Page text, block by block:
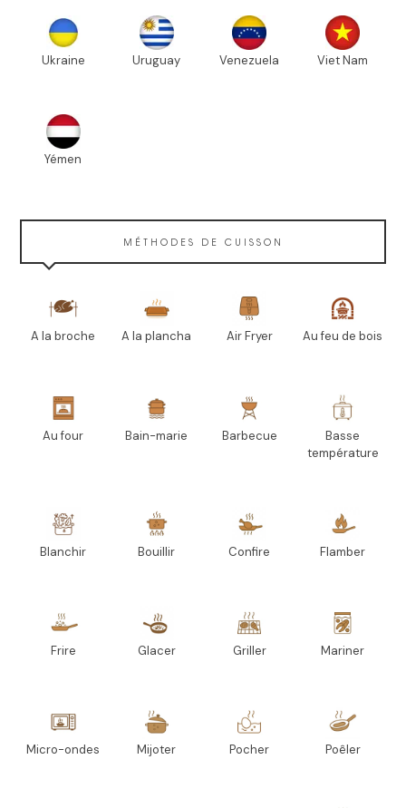
Ukraine Uruguay Venezuela Viet Nam
Yémen
MÉTHODES DE CUISSON
A la broche A la plancha Air Fryer Au feu de bois
Au four Bain-marie Barbecue
Basse
température
Blanchir Bouillir Confire Flamber
Frire Glacer Griller Mariner
Micro-ondes Mijoter Pocher Poêler